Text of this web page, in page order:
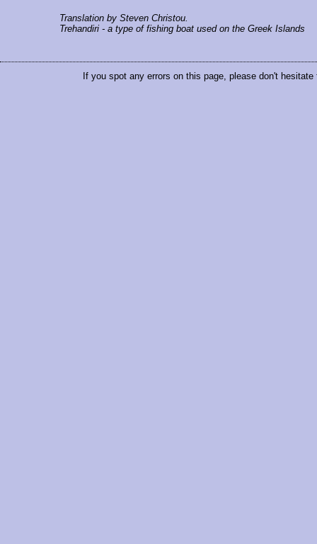
Translation by Steven Christou.
Trehandiri - a type of fishing boat used on the Greek Islands
If you spot any errors on this page, please don't